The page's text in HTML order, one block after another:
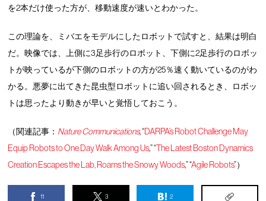
を2本だけ使った方が、移動速度が速いとわかった。
この理論を、ミバエをモデルにしたロボットで試すと、結果は明白
だ。映像では、上側に3足歩行のロボット、下側に2足歩行のロボッ
トが映っているが下側のロボットの方が25％速く動いているのがわ
かる。悪夢に出てきた昆虫型ロボットに追い回されるとき、ロボッ
トは思ったより動きが早いと覚悟しておこう。
（関連記事： Nature Communications, “DARPA’s Robot Challenge May
Equip Robots to One Day Walk Among Us,” “The Latest Boston Dynamics
Creation Escapes the Lab, Roams the Snowy Woods,” “Agile Robots”）
11 3 2